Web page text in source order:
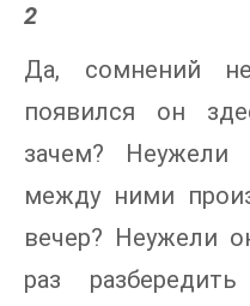
2
Да, сомнений
появился он
зачем?
между ними
вечер? Неужели
раз